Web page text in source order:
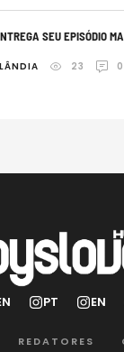
SEU EPISÓDIO
23 0
REDATORES